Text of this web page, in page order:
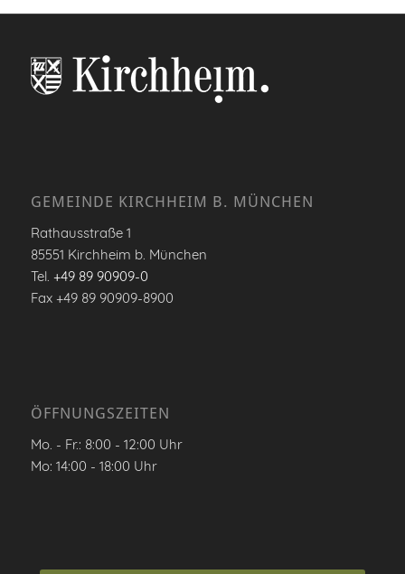
GEMEINDE KIRCHHEIM B. MÜNCHEN
Rathausstraße 1
85551 Kirchheim b. München
Tel. +49 89 90909-0
Fax +49 89 90909-8900
ÖFFNUNGSZEITEN
Mo. - Fr.: 8:00 - 12:00 Uhr
Mo: 14:00 - 18:00 Uhr